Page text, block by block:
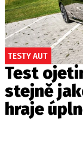
TESTY AUT
Test
stejně
hraje